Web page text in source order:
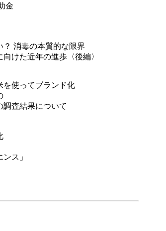
金
消毒の本質的な限界
けた近年の進歩〈後編〉
を使ってブランド化
調査結果について
ス」